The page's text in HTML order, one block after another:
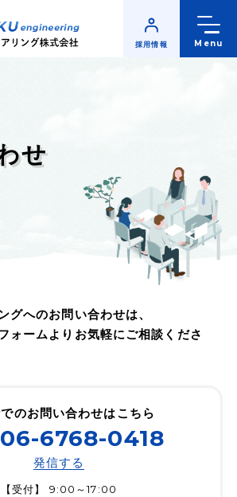
採用情報 Menu
報 お問い合わせ
せ
グへのお問い合わせは、
ォームよりお気軽にご相談くださ
のお問い合わせはこちら
06-6768-0418
発信する
【受付】 9:00～17:00